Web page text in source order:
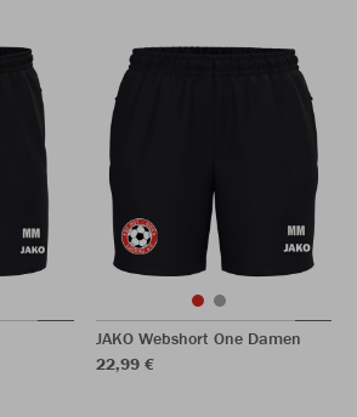
JAKO Webshort One Damen
22,99 €